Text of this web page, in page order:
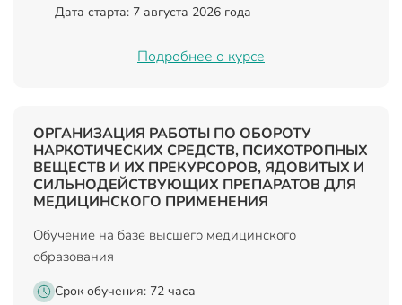
Дата старта: 7 августа 2026 года
Подробнее о курсе
ОРГАНИЗАЦИЯ РАБОТЫ ПО ОБОРОТУ
НАРКОТИЧЕСКИХ СРЕДСТВ, ПСИХОТРОПНЫХ
ВЕЩЕСТВ И ИХ ПРЕКУРСОРОВ, ЯДОВИТЫХ И
СИЛЬНОДЕЙСТВУЮЩИХ ПРЕПАРАТОВ ДЛЯ
МЕДИЦИНСКОГО ПРИМЕНЕНИЯ
Обучение на базе высшего медицинского
образования
Срок обучения: 72 часа